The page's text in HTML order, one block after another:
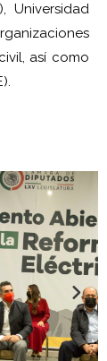
Universidad
así como